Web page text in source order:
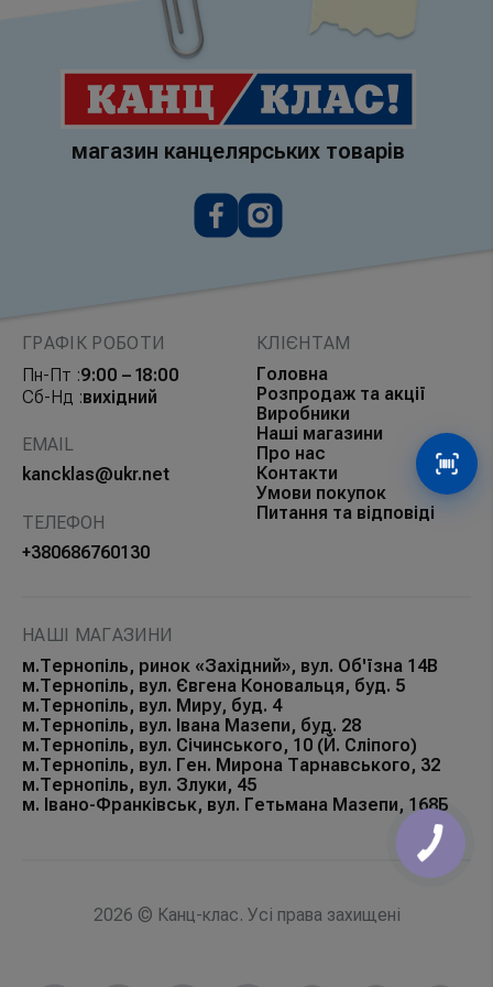
магазин канцелярських товарів
ГРАФІК РОБОТИ
Пн-Пт :9:00 – 18:00
Сб-Нд :вихідний
EMAIL
kancklas@ukr.net
ТЕЛЕФОН
+380686760130
КЛІЄНТАМ
Головна
Розпродаж та акції
Виробники
Наші магазини
Про нас
Контакти
Умови покупок
Питання та відповіді
НАШІ МАГАЗИНИ
м.Тернопіль, ринок «Західний», вул. Об'їзна 14В
м.Тернопіль, вул. Євгена Коновальця, буд. 5
м.Тернопіль, вул. Миру, буд. 4
м.Тернопіль, вул. Івана Мазепи, буд. 28
м.Тернопіль, вул. Січинського, 10 (Й. Сліпого)
м.Тернопіль, вул. Ген. Мирона Тарнавського, 32
м.Тернопіль, вул. Злуки, 45
м. Івано-Франківськ, вул. Гетьмана Мазепи, 168Б
2026 © Канц-клас. Усі права захищені
КНОПКА
ЗВ'ЯЗКУ